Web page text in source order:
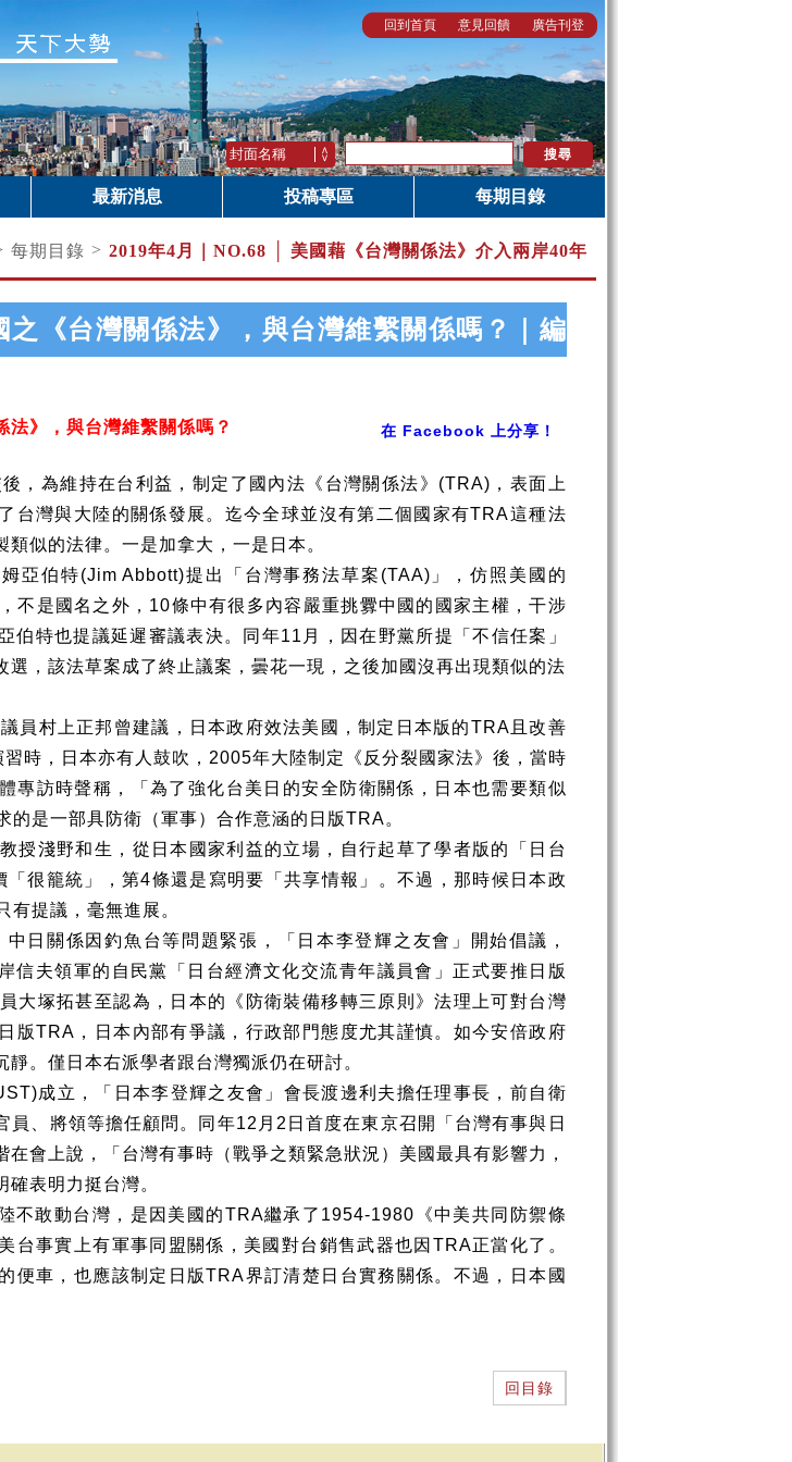
回到首頁 意見回饋 廣告刊登
最新消息 投稿專區 每期目錄
每期目錄 > 2019年4月｜ NO.68 │ 美國藉《台灣關係法》介入兩岸40年
《台灣關係法》，與台灣維繫關係嗎？｜編
在 Facebook 上分享！
》，與台灣維繫關係嗎？
，為維持在台利益，制定了國內法《台灣關係法》 (TRA) ，表面上
台灣與大陸的關係發展。迄今全球並沒有第二個國家有TRA這種法
似的法律。一是加拿大，一是日本。
亞伯特(Jim Abbott)提出「台灣事務法草案 (TAA) 」，仿照美國的
不是國名之外， 10條中有很多內容嚴重挑釁中國的國家主權，干涉
伯特也提議延遲審議表決。同年11 月，因在野黨所提「不信任案」
選，該法草案成了終止議案，曇花一現，之後加國沒再出現類似的法
員村上正邦曾建議，日本政府效法美國，制定日本版的TRA 且改善
時，日本亦有人鼓吹， 2005年大陸制定《反分裂國家法》後，當時
專訪時聲稱，「為了強化台美日的安全防衛關係，日本也需要類似
的是一部具防衛（軍事）合作意涵的日版TRA。
授淺野和生，從日本國家利益的立場，自行起草了學者版的「日台
「很籠統」，第4條還是寫明要「共享情報」。不過，那時候日本政
有提議，毫無進展。
日關係因釣魚台等問題緊張，「日本李登輝之友會」開始倡議，
信夫領軍的自民黨「日台經濟文化交流青年議員會」正式要推日版
大塚拓甚至認為，日本的《防衛裝備移轉三原則》法理上可對台灣
版TRA ，日本內部有爭議，行政部門態度尤其謹慎。如今安倍政府
。僅日本右派學者跟台灣獨派仍在研討。
成立，「日本李登輝之友會」會長渡邊利夫擔任理事長，前自衛
員、將領等擔任顧問。同年12 月 2 日首度在東京召開「台灣有事與日
會上說，「台灣有事時（戰爭之類緊急狀況）美國最具有影響力，
表明力挺台灣。
不敢動台灣，是因美國的TRA繼承了 1954-1980 《中美共同防禦條
台事實上有軍事同盟關係，美國對台銷售武器也因 TRA正當化了。
便車，也應該制定日版TRA界訂清楚日台實務關係。不過，日本國
回目錄